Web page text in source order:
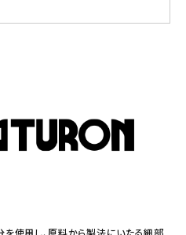
を使用し、原料から製法にいたる細部